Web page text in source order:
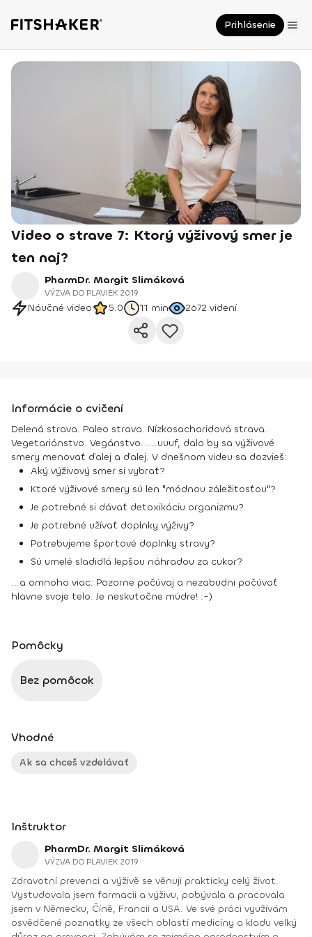
Prihlásenie
Video o strave 7: Ktorý výživový smer je
ten naj?
PharmDr. Margit Slimáková
VÝZVA DO PLAVIEK 2019
Náučné video 5.0 11 min 2672 videní
Informácie o cvičení
Delená strava. Paleo strava. Nízkosacharidová strava.
Vegetariánstvo. Vegánstvo. ....uuuf, dalo by sa výživové
smery menovať ďalej a ďalej. V dnešnom videu sa dozvieš:
Aký výživový smer si vybrať?
Ktoré výživové smery sú len "módnou záležitosťou"?
Je potrebné si dávať detoxikáciu organizmu?
Je potrebné užívať doplnky výživy?
Potrebujeme športové doplnky stravy?
Sú umelé sladidlá lepšou náhradou za cukor?
...a omnoho viac. Pozorne počúvaj a nezabudni počúvať
hlavne svoje telo. Je neskutočne múdre! :-)
Pomôcky
Bez pomôcok
Vhodné
Ak sa chceš vzdelávať
Inštruktor
PharmDr. Margit Slimáková
VÝZVA DO PLAVIEK 2019
Zdravotní prevenci a výživě se věnuji prakticky celý život.
Vystudovala jsem farmacii a výživu, pobývala a pracovala
jsem v Německu, Číně, Francii a USA. Ve své práci využívám
osvědčené poznatky ze všech oblastí medicíny a kladu velký